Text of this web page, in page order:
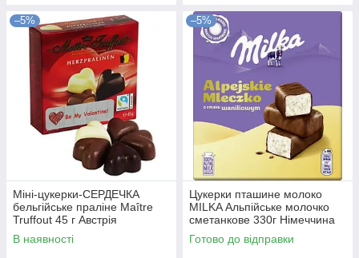
–5%
Міні-цукерки-СЕРДЕЧКА
бельгійське праліне Maître
Truffout 45 г Австрія
В наявності
–5%
Цукерки пташине молоко
MILKA Альпійське молочко
сметанкове 330г Німеччина
Готово до відправки